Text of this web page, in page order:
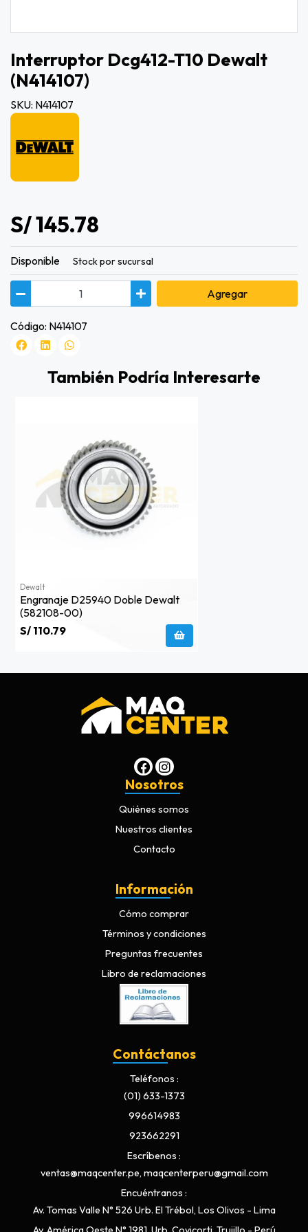
Interruptor Dcg412-T10 Dewalt
(n414107)
SKU: N414107
S/ 145.78
Disponible Stock por sucursal
Agregar
Código: N414107
También Podría Interesarte
Dewalt
Engranaje D25940 Doble Dewalt
(582108-00)
S/ 110.79
Nosotros
Quiénes somos
Nuestros clientes
Contacto
Información
Cómo comprar
Términos y condiciones
Preguntas frecuentes
Libro de reclamaciones
Contáctanos
Teléfonos
(01) 633-1373
996614983
923662291
Escríbenos
ventas@maqcenter.pe, maqcenterperu@gmail.com
Encuéntranos
Av. Tomas Valle N° 526 Urb. El Trébol, Los Olivos - Lima